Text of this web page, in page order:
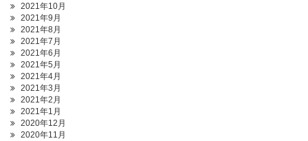
2021年10月
2021年9月
2021年8月
2021年7月
2021年6月
2021年5月
2021年4月
2021年3月
2021年2月
2021年1月
2020年12月
2020年11月